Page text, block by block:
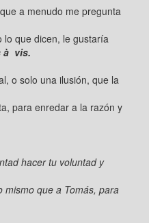
a menudo me pregunta
que dicen, le gustaría
à vis.
o solo una ilusión, que la
para enredar a la razón y
hacer tu voluntad y
que a Tomás, para